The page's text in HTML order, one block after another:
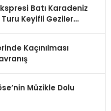
Batı Karadeniz
Keyifli Geziler
Kaçınılması
Müzikle Dolu